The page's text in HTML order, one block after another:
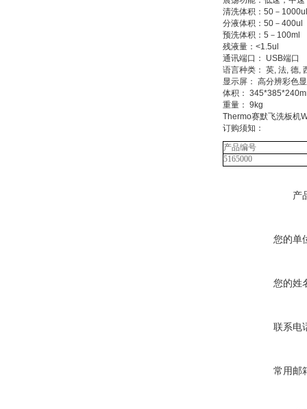
清洗体积：50－1000ul
分液体积：50－400ul
预洗体积：5－100ml
残液量：<1.5ul
通讯端口： USB端口
语言种类： 英, 法, 德,
显示屏： 高分辨彩色
体积：
重量： 9kg
Thermo赛默飞洗板机
订购须知：
产品编号
5165000
产
您的单
您的姓
联系电
常用邮